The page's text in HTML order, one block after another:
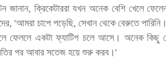
জানান, ক্রিকেটাররা যখন অনেক বেশি খেলে
'আমরা চাপে পড়েছি, সেখান থেকে বেরুতে
ফেললে একটা ফ্যাটিগ চলে আসে। অনেক কিছু
পর আবার সতেজ হয়ে শুরু করব।'